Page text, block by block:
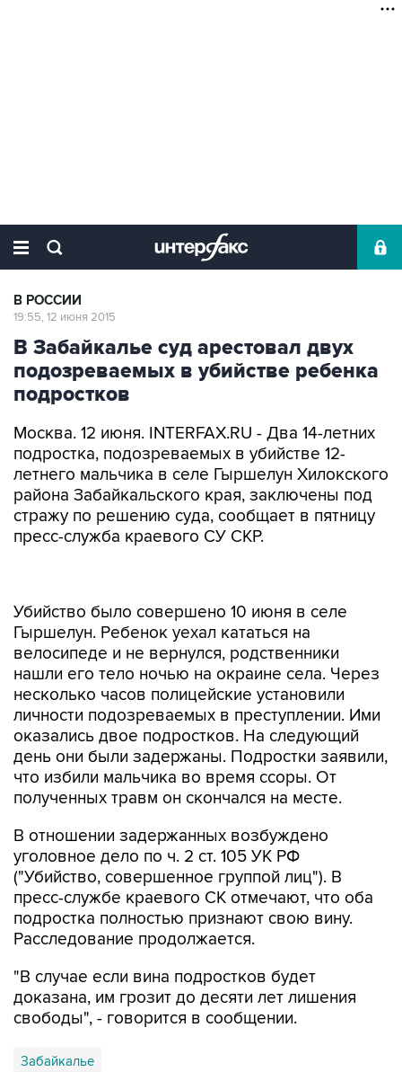
В РОССИИ
19:55, 12 июня 2015
В Забайкалье суд арестовал двух
подозреваемых в убийстве ребенка
подростков
Москва. 12 июня. INTERFAX.RU - Два 14-летних
подростка, подозреваемых в убийстве 12-
летнего мальчика в селе Гыршелун Хилокского
района Забайкальского края, заключены под
стражу по решению суда, сообщает в пятницу
пресс-служба краевого СУ СКР.
велосипеде и не вернулся, родственники
нашли его тело ночью на окраине села. Через
несколько часов полицейские установили
личности подозреваемых в преступлении. Ими
оказались двое подростков. На следующий
день они были задержаны. Подростки заявили,
что избили мальчика во время ссоры. От
полученных травм он скончался на месте.
В отношении задержанных возбуждено
("Убийство, совершенное группой лиц"). В
пресс-службе краевого СК отмечают, что оба
подростка полностью признают свою вину.
Расследование продолжается.
"В случае если вина подростков будет
свободы", - говорится в сообщении.
Забайкалье